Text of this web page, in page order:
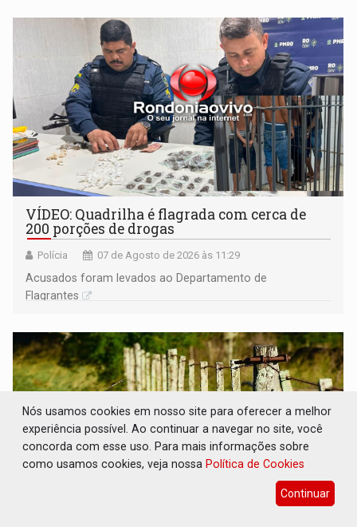
VÍDEO: Quadrilha é flagrada com cerca de
200 porções de drogas
Polícia 07 de Agosto de 2026 às 11:29
Acusados foram levados ao Departamento de
Flagrantes
Nós usamos cookies em nosso site para oferecer a melhor
experiência possível. Ao continuar a navegar no site, você
concorda com esse uso. Para mais informações sobre
como usamos cookies, veja nossa Política de Cookies
Continuar